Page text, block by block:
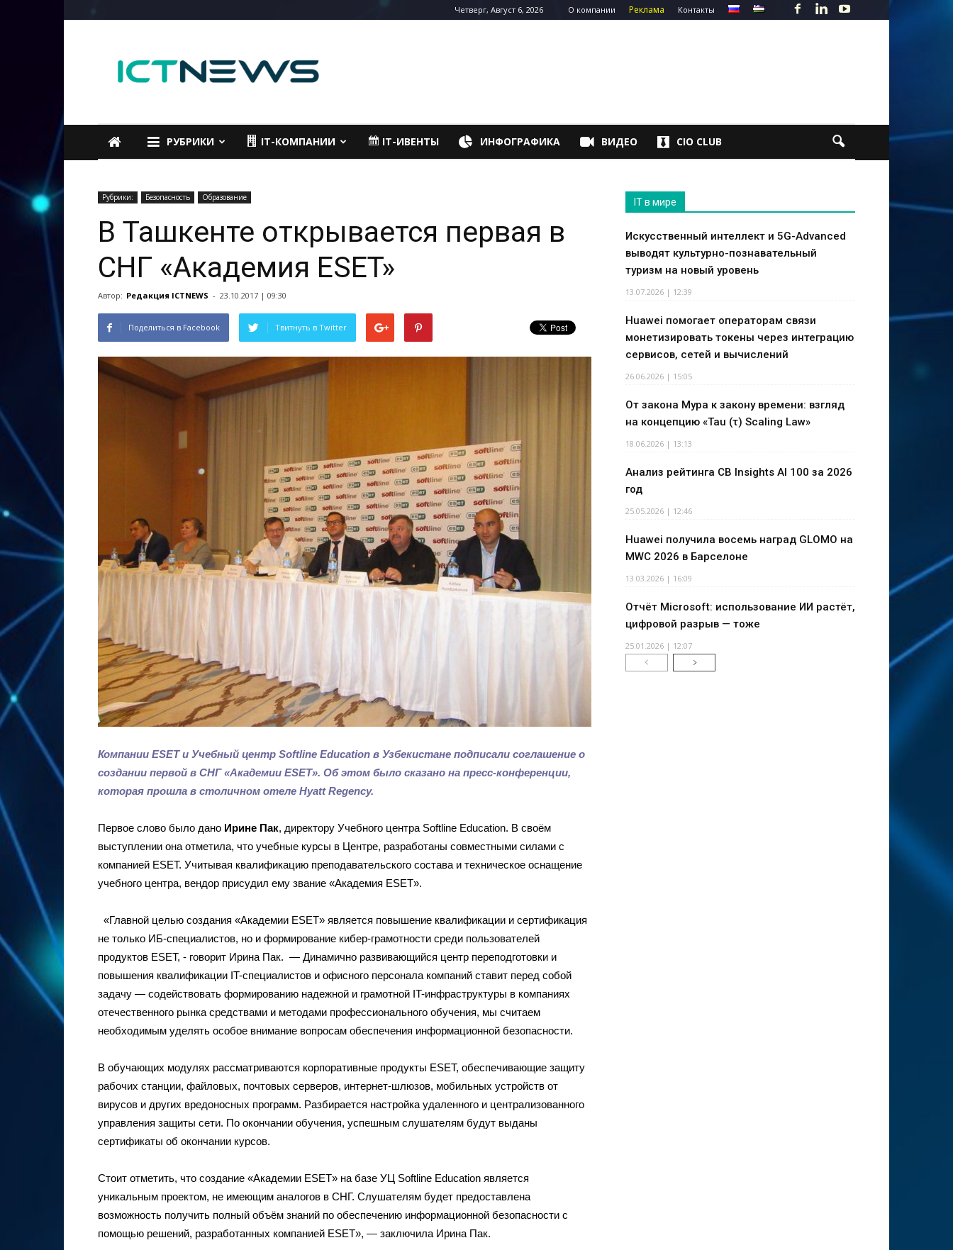
Четверг, Август 6, 2026 О компании Реклама Контакты
РУБРИКИ IT-КОМПАНИИ IT-ИВЕНТЫ ИНФОГРАФИКА ВИДЕО CIO CLUB
Рубрики: Безопасность Образование
В Ташкенте открывается первая в
СНГ «Академия ESET»
Автор: Редакция ICTNEWS - 23.10.2017 | 09:30
Поделиться в Facebook Твитнуть в Twitter
Компании ESET и Учебный центр Softline Education в Узбекистане подписали соглашение о
создании первой в СНГ «Академии ESET». Об этом было сказано на пресс-конференции,
которая прошла в столичном отеле Hyatt Regency.
Первое слово было дано Ирине Пак, директору Учебного центра Softline Education. В своём
выступлении она отметила, что учебные курсы в Центре, разработаны совместными силами с
компанией ESET. Учитывая квалификацию преподавательского состава и техническое оснащение
учебного центра, вендор присудил ему звание «Академия ESET».
«Главной целью создания «Академии ESET» является повышение квалификации и сертификация
не только ИБ-специалистов, но и формирование кибер-грамотности среди пользователей
продуктов ESET, ­- говорит Ирина Пак. — Динамично развивающийся центр переподготовки и
повышения квалификации IT-специалистов и офисного персонала компаний ставит перед собой
задачу — содействовать формированию надежной и грамотной IT-инфраструктуры в компаниях
отечественного рынка средствами и методами профессионального обучения, мы считаем
необходимым уделять особое внимание вопросам обеспечения информационной безопасности.
В обучающих модулях рассматриваются корпоративные продукты ESET, обеспечивающие защиту
рабочих станции, файловых, почтовых серверов, интернет-шлюзов, мобильных устройств от
вирусов и других вредоносных программ. Разбирается настройка удаленного и централизованного
управления защиты сети. По окончании обучения, успешным слушателям будут выданы
сертификаты об окончании курсов.
­­­Стоит отметить, что создание «Академии ESET» на базе УЦ Softline Education является
уникальным проектом, не имеющим аналогов в СНГ. Слушателям будет предоставлена
возможность получить полный объём знаний по обеспечению информационной безопасности с
помощью решений, разработанных компанией ESET», — заключила Ирина Пак.
IT в мире
Искусственный интеллект и 5G-Advanced
выводят культурно-познавательный
туризм на новый уровень
13.07.2026 | 12:39
Huawei помогает операторам связи
монетизировать токены через интеграцию
сервисов, сетей и вычислений
26.06.2026 | 15:05
От закона Мура к закону времени: взгляд
на концепцию «Tau (τ) Scaling Law»
18.06.2026 | 13:13
Анализ рейтинга CB Insights AI 100 за 2026
год
25.05.2026 | 12:46
Huawei получила восемь наград GLOMO на
MWC 2026 в Барселоне
13.03.2026 | 16:09
Отчёт Microsoft: использование ИИ растёт,
цифровой разрыв — тоже
25.01.2026 | 12:07